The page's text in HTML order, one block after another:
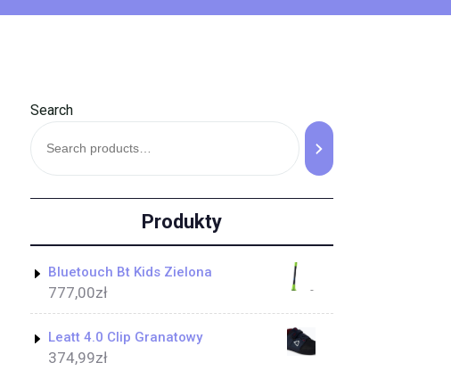
Search
Produkty
Bluetouch Bt Kids Zielona
777,00zł
Leatt 4.0 Clip Granatowy
374,99zł